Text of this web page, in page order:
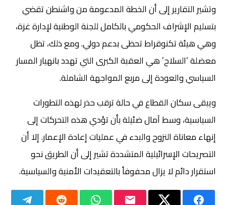
وتشير التقارير إلى أن الخطة المدعومة من واشنطن تقضي
بتسليم الإشراف الحكومي بالكامل للجنة الوطنية لإدارة غزة،
وهي هيئة تكنوقراط تحظى بدعم دولي. ومع ذلك، تظل
معضلة ‘السلاح’ هي العقبة الكبرى التي تهدد بانهيار المسار
السياسي والعودة إلى مربع المواجهة الشاملة.
ويبقى سكان القطاع في حالة ترقب حذر لهذه التطورات
السياسية، وسط آمال ضئيلة بأن تؤدي هذه التحركات إلى
إنهاء معاناة النزوح والبدء في عمليات إعادة الإعمار. إلا أن
التصريحات الإسرائيلية المتشددة تشير إلى أن الطريق نحو
استقرار دائم لا يزال محفوفاً بالتعقيدات الأمنية والسياسية.